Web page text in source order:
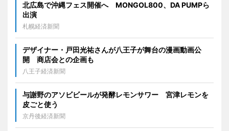
北広島で沖縄フェス開催へ MONGOL800、DA PUMPら
出演
札幌経済新聞
デザイナー・戸田光祐さんが八王子が舞台の漫画動画公
開 商店会との企画も
八王子経済新聞
与謝野のアソビビールが発酵レモンサワー 宮津レモンを
皮ごと使う
京丹後経済新聞